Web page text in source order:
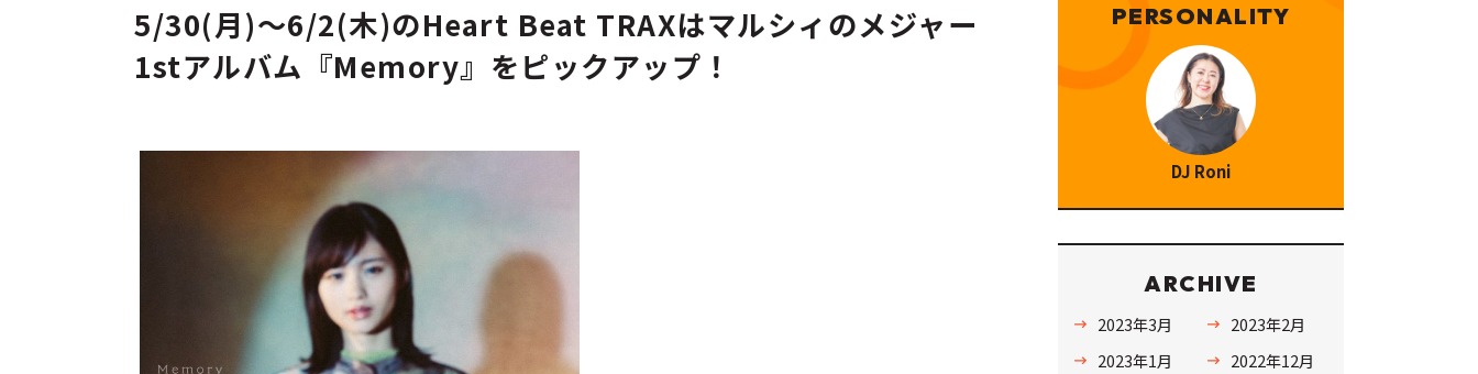
5/30(月)～6/2(木)のHeart Beat TRAXはマルシィのメジャー
1stアルバム『Memory』をピックアップ！
PERSONALITY
DJ Roni
ARCHIVE
2023年3月
2023年2月
2023年1月
2022年12月